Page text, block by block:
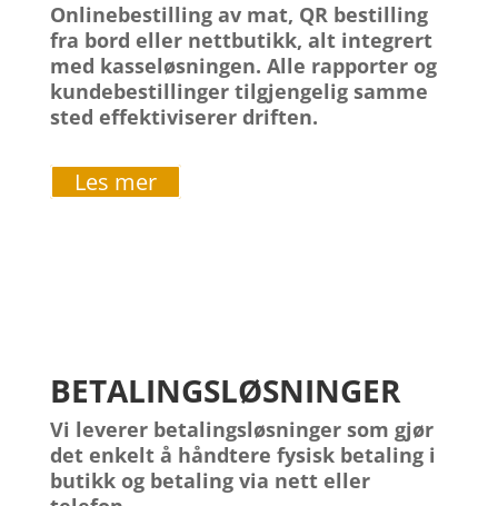
Onlinebestilling av mat, QR bestilling
fra bord eller nettbutikk, alt integrert
med kasseløsningen. Alle rapporter og
kundebestillinger tilgjengelig samme
sted effektiviserer driften.
Les mer
BETALINGSLØSNINGER
Vi leverer betalingsløsninger som gjør
det enkelt å håndtere fysisk betaling i
butikk og betaling via nett eller